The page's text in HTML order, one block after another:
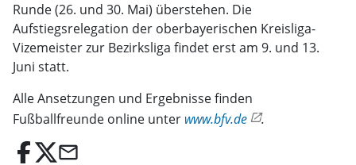
Runde (26. und 30. Mai) überstehen. Die
Aufstiegsrelegation der oberbayerischen Kreisliga-
Vizemeister zur Bezirksliga findet erst am 9. und 13.
Juni statt.
Alle Ansetzungen und Ergebnisse finden
Fußballfreunde online unter www.bfv.de .
email